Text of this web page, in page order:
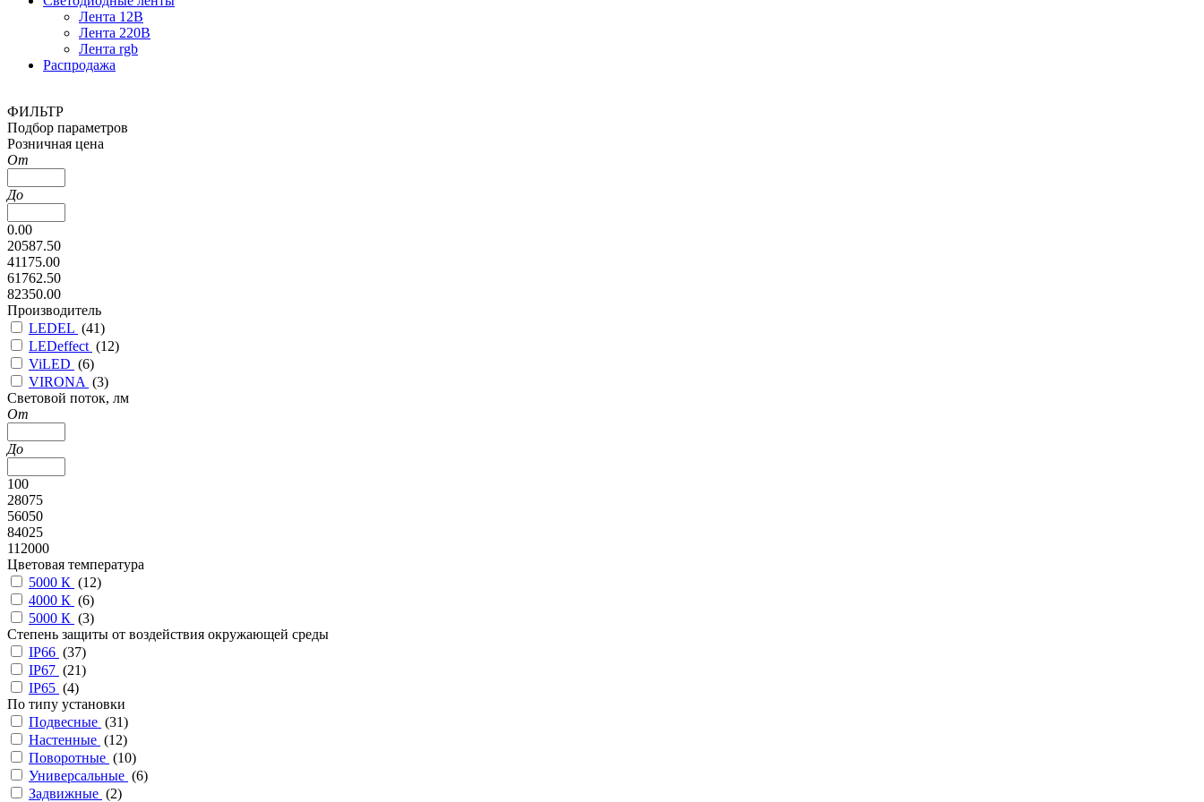
Лента 12В
Лента 220В
Лента rgb
Распродажа
ФИЛЬТР
Подбор параметров
Розничная цена
От
До
0.00
20587.50
41175.00
61762.50
82350.00
Производитель
LEDEL (41)
LEDeffect (12)
ViLED (6)
VIRONA (3)
Cветовой поток, лм
От
До
100
28075
56050
84025
112000
Цветовая температура
5000 К (12)
4000 К (6)
5000 К (3)
Степень защиты от воздействия окружающей среды
IP66 (37)
IP67 (21)
IP65 (4)
По типу установки
Подвесные (31)
Настенные (12)
Поворотные (10)
Универсальные (6)
Задвижные (2)